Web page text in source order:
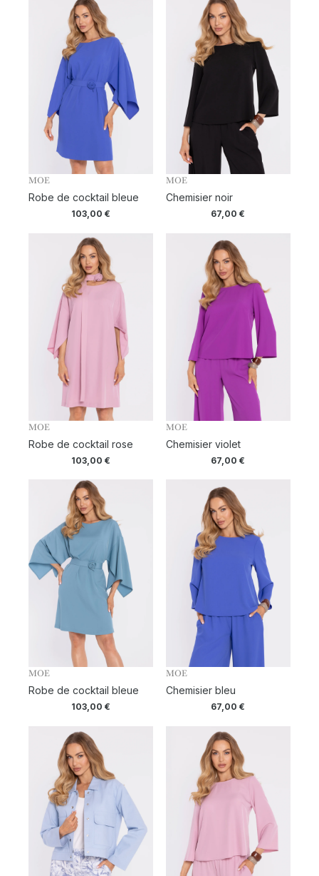
MOE
Robe de cocktail bleue
103,00€
MOE
Chemisier noir
67,00€
MOE
Robe de cocktail rose
103,00€
MOE
Chemisier violet
67,00€
MOE
Robe de cocktail bleue
103,00€
MOE
Chemisier bleu
67,00€